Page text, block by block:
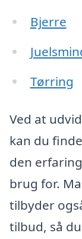
Bjerre
Tørring
Ved at
kan du
den
brug for.
tilbyder
tilbud, så